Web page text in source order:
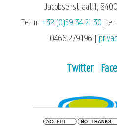
Jacobsenstraat 1, 8400
Tel. nr +32 (0)59 34 21 30 |
0466.279.196 |
Twitter
ACCEPT NO, THANKS